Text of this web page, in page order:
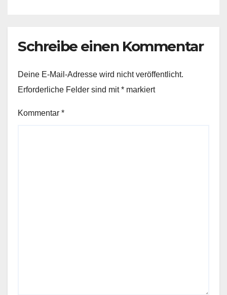
Schreibe einen Kommentar
Deine E-Mail-Adresse wird nicht veröffentlicht.
Erforderliche Felder sind mit* markiert
Kommentar *